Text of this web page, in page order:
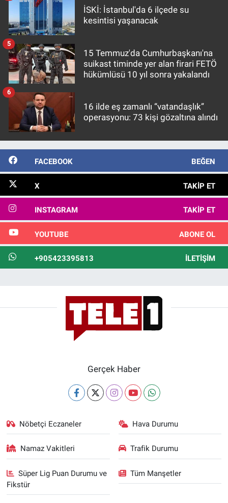
İSKİ: İstanbul'da 6 ilçede su
kesintisi yaşanacak
15 Temmuz'da Cumhurbaşkanı'na
suikast timinde yer alan firari FETÖ
hükümlüsü 10 yıl sonra yakalandı
5
16 ilde eş zamanlı “vatandaşlık”
operasyonu: 73 kişi gözaltına alındı
6
FACEBOOK BEĞEN
X TAKIP ET
INSTAGRAM TAKIP ET
YOUTUBE ABONE OL
+905423395813 İLETIŞIM
Gerçek Haber
Nöbetçi Eczaneler Hava Durumu
Namaz Vakitleri Trafik Durumu
Süper Lig Puan Durumu ve
Fikstür
Tüm Manşetler